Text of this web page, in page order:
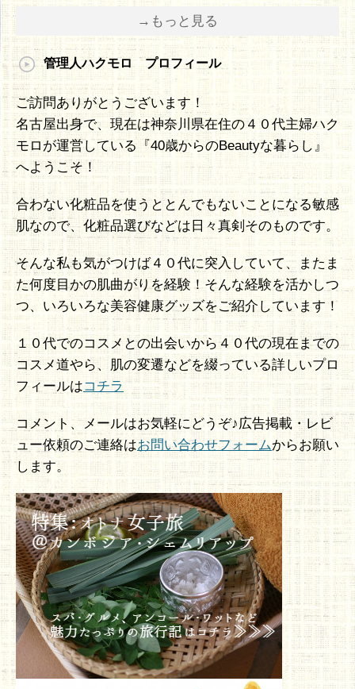
→もっと見る
管理人ハクモロ プロフィール
ご訪問ありがとうございます！
名古屋出身で、現在は神奈川県在住の４０代主婦ハク
モロが運営している『40歳からのBeautyな暮らし』
へようこそ！
合わない化粧品を使うととんでもないことになる敏感
肌なので、化粧品選びなどは日々真剣そのものです。
そんな私も気がつけば４０代に突入していて、またま
た何度目かの肌曲がりを経験！そんな経験を活かしつ
つ、いろいろな美容健康グッズをご紹介しています！
１０代でのコスメとの出会いから４０代の現在までの
コスメ道やら、肌の変遷などを綴っている詳しいプロ
フィールはコチラ
コメント、メールはお気軽にどうぞ♪広告掲載・レビ
ュー依頼のご連絡はお問い合わせフォームからお願い
します。